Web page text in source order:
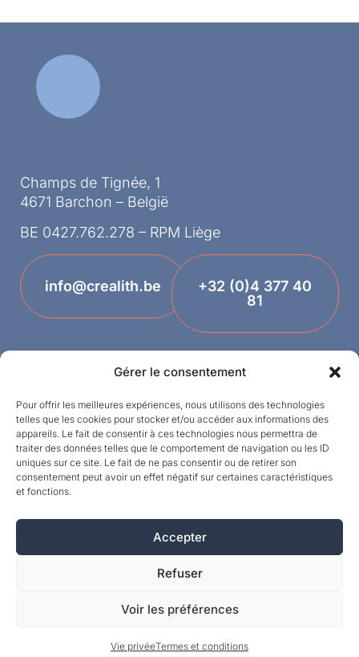
Gérer le consentement
Pour offrir les meilleures expériences, nous utilisons des technologies
telles que les cookies pour stocker et/ou accéder aux informations des
appareils. Le fait de consentir à ces technologies nous permettra de
traiter des données telles que le comportement de navigation ou les ID
uniques sur ce site. Le fait de ne pas consentir ou de retirer son
consentement peut avoir un effet négatif sur certaines caractéristiques
et fonctions.
Accepter
Refuser
Voir les préférences
Vie privéeTermes et conditions
Champs de Tignée, 1
4671 Barchon – België
BE 0427.762.278 – RPM Liège
info@crealith.be
+32 (0)4 377 40
81
©MPI 2026 – Crealith is een geregistreerd
handelsmerk van Mineral Products International
S.A. – Alle rechten voorbehouden.
Designed by